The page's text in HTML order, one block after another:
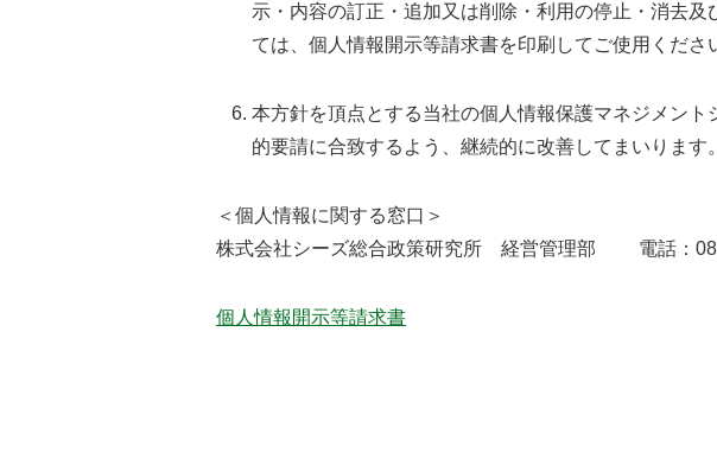
示・内容の訂正・追加又は削除・利用の停止・消去及
ては、個人情報開示等請求書を印刷してご使用くださ
本方針を頂点とする当社の個人情報保護マネジメント
的要請に合致するよう、継続的に改善してまいります。
＜個人情報に関する窓口＞
株式会社シーズ総合政策研究所 経営管理部 電話：
個人情報開示等請求書